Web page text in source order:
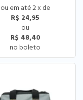
2x de
R$ 24,95
R$ 48,40